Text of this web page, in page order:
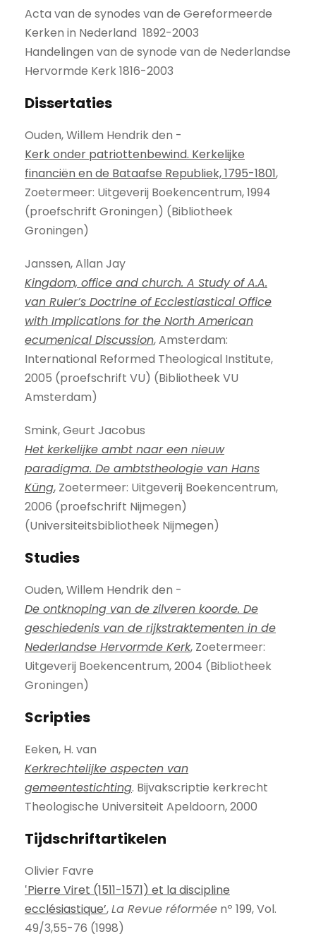
Acta van de synodes van de Gereformeerde
Kerken in Nederland 1892-2003
Handelingen van de synode van de Nederlandse
Hervormde Kerk1816-2003
Dissertaties
Ouden, Willem Hendrik den -
Kerk onder patriottenbewind. Kerkelijke
financiën en de Bataafse Republiek, 1795-1801,
Zoetermeer: Uitgeverij Boekencentrum, 1994
(proefschrift Groningen) (Bibliotheek
Groningen)
Janssen, Allan Jay
Kingdom, office and church. A Study of A.A.
van Ruler’s Doctrine of Ecclestiastical Office
with Implications for the North American
ecumenical Discussion, Amsterdam:
International Reformed Theological Institute,
2005 (proefschrift VU) (Bibliotheek VU
Amsterdam)
Smink, Geurt Jacobus
Het kerkelijke ambt naar een nieuw
paradigma. De ambtstheologie van Hans
Küng, Zoetermeer: Uitgeverij Boekencentrum,
2006 (proefschrift Nijmegen)
(Universiteitsbibliotheek Nijmegen)
Studies
Ouden, Willem Hendrik den -
De ontknoping van de zilveren koorde. De
geschiedenis van de rijkstraktementen in de
Nederlandse Hervormde Kerk, Zoetermeer:
Uitgeverij Boekencentrum, 2004 (Bibliotheek
Groningen)
Scripties
Eeken, H. van
Kerkrechtelijke aspecten van
gemeentestichting. Bijvakscriptie kerkrecht
Theologische Universiteit Apeldoorn, 2000
Tijdschriftartikelen
Olivier Favre
‛Pierre Viret (1511-1571) et la discipline
ecclésiastique’,La Revue réformée nº 199, Vol.
49/3,55-76 (1998)